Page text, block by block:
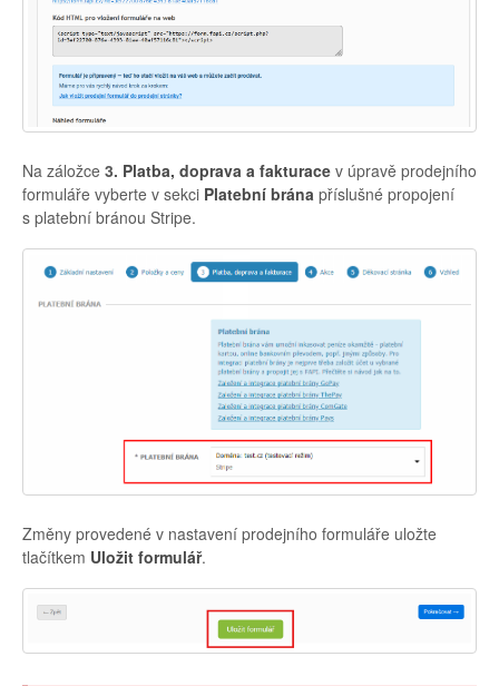
Na záložce 3. Platba, doprava a fakturace v úpravě prodejního
formuláře vyberte v sekci Platební brána příslušné propojení
s platební bránou Stripe.
Změny provedené v nastavení prodejního formuláře uložte
tlačítkem Uložit formulář.